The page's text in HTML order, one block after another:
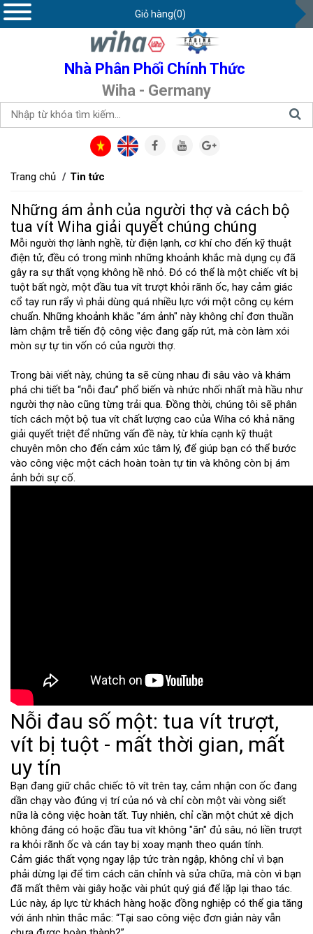
Nhà Phân Phối Chính Thức
Wiha - Germany
Giỏ hàng(0)
Trang chủ Tin tức
Những ám ảnh của người thợ và cách bộ
tua vít Wiha giải quyết chúng chúng
Mỗi người thợ lành nghề, từ điện lạnh, cơ khí cho đến kỹ thuật
điện tử, đều có trong mình những khoảnh khắc mà dụng cụ đã
gây ra sự thất vọng không hề nhỏ. Đó có thể là một chiếc vít bị
tuột bất ngờ, một đầu tua vít trượt khỏi rãnh ốc, hay cảm giác
cổ tay run rẩy vì phải dùng quá nhiều lực với một công cụ kém
chuẩn. Những khoảnh khắc "ám ảnh" này không chỉ đơn thuần
làm chậm trễ tiến độ công việc đang gấp rút, mà còn làm xói
mòn sự tự tin vốn có của người thợ.
Trong bài viết này, chúng ta sẽ cùng nhau đi sâu vào và khám
phá chi tiết ba “nỗi đau” phổ biến và nhức nhối nhất mà hầu như
người thợ nào cũng từng trải qua. Đồng thời, chúng tôi sẽ phân
tích cách một bộ tua vít chất lượng cao của Wiha có khả năng
giải quyết triệt để những vấn đề này, từ khía cạnh kỹ thuật
chuyên môn cho đến cảm xúc tâm lý, để giúp bạn có thể bước
vào công việc một cách hoàn toàn tự tin và không còn bị ám
ảnh bởi sự cố.
Nỗi đau số một: tua vít trượt,
vít bị tuột - mất thời gian, mất
uy tín
Bạn đang giữ chắc chiếc tô vít trên tay, cảm nhận con ốc đang
dần chạy vào đúng vị trí của nó và chỉ còn một vài vòng siết
nữa là công việc hoàn tất. Tuy nhiên, chỉ cần một chút xê dịch
không đáng có hoặc đầu tua vít không "ăn" đủ sâu, nó liền trượt
ra khỏi rãnh ốc và cán tay bị xoay mạnh theo quán tính.
Cảm giác thất vọng ngay lập tức tràn ngập, không chỉ vì bạn
phải dừng lại để tìm cách căn chỉnh và sửa chữa, mà còn vì bạn
đã mất thêm vài giây hoặc vài phút quý giá để lặp lại thao tác.
Lúc này, áp lực từ khách hàng hoặc đồng nghiệp có thể gia tăng
với ánh nhìn thắc mắc: “Tại sao công việc đơn giản này vẫn